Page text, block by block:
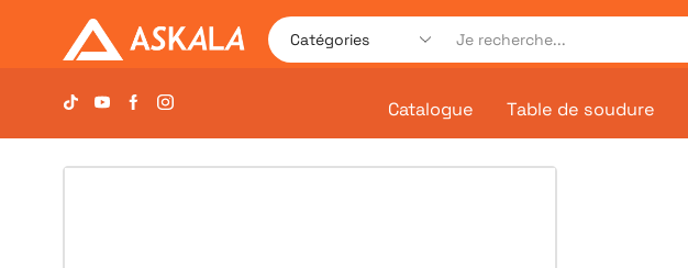
Catalogue Table de soudure